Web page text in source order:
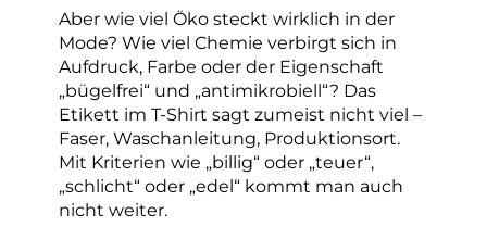
Aber wie viel Öko steckt wirklich in der
Mode? Wie viel Chemie verbirgt sich in
Aufdruck, Farbe oder der Eigenschaft
„bügelfrei“ und „antimikrobiell“? Das
Etikett im T-Shirt sagt zumeist nicht viel –
Faser, Waschanleitung, Produktionsort.
Mit Kriterien wie „billig“ oder „teuer“,
„schlicht“ oder „edel“ kommt man auch
nicht weiter.